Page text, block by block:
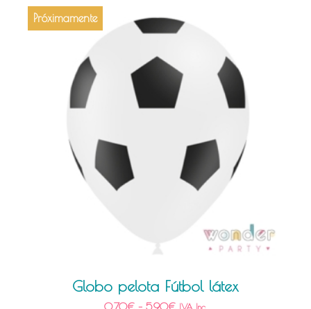
Próximamente
Globo pelota Fútbol látex
0,70€– 5,90€ IVA Inc.